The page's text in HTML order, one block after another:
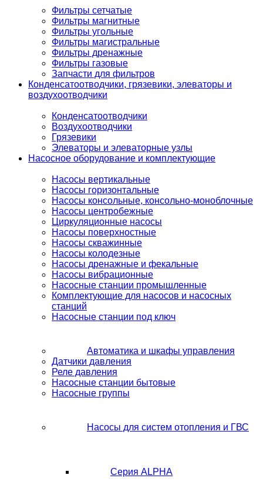
Фильтры сетчатые
Фильтры магнитные
Фильтры угольные
Фильтры магистральные
Фильтры дренажные
Фильтры газовые
Запчасти для фильтров
Конденсатоотводчики, грязевики, элеваторы и
воздухоотводчики
Конденсатоотводчики
Воздухоотводчики
Грязевики
Элеваторы и элеваторные узлы
Насосное оборудование и комплектующие
Насосы вертикальные
Насосы горизонтальные
Насосы консольные, консольно-моноблочные
Насосы центробежные
Циркуляционные насосы
Насосы поверхностные
Насосы скважинные
Насосы колодезные
Насосы дренажные и фекальные
Насосы вибрационные
Насосные станции промышленные
Комплектующие для насосов и насосных
станций
Насосные станции под ключ
Автоматика и шкафы управления
Датчики давления
Реле давления
Насосные станции бытовые
Насосные группы
Насосы для систем отопления и ГВС
Серия ALPHA